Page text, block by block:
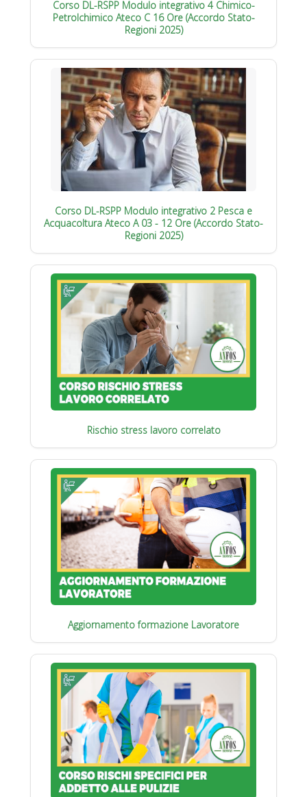
Corso DL-RSPP Modulo integrativo 4 Chimico-
Petrolchimico Ateco C 16 Ore (Accordo Stato-
Regioni 2025)
Corso DL-RSPP Modulo integrativo 2 Pesca e
Acquacoltura Ateco A 03 - 12 Ore (Accordo Stato-
Regioni 2025)
Rischio stress lavoro correlato
Aggiornamento formazione Lavoratore